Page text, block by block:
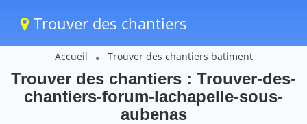
Trouver des chantiers
Accueil Trouver des chantiers batiment
Trouver des chantiers : Trouver-des-
chantiers-forum-lachapelle-sous-
aubenas